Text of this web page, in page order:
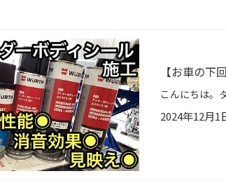
【お車の下
2024年12月1